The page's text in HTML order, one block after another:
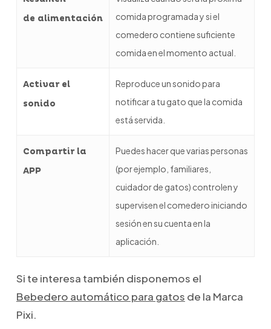
de alimentación
comida programada y si el
comedero contiene suficiente
comida en el momento actual.
Activar el
sonido
Reproduce un sonido para
notificar a tu gato que la comida
está servida.
Compartir la
APP
Puedes hacer que varias personas
(por ejemplo, familiares,
cuidador de gatos) controlen y
supervisen el comedero iniciando
sesión en su cuenta en la
aplicación.
Si te interesa también disponemos el
Bebedero automático para gatos de la Marca
Pixi.